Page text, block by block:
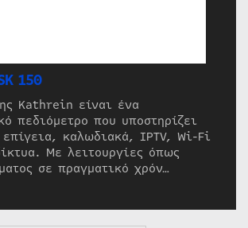
150
Kathrein είναι ένα
πεδιόμετρο που υποστηρίζει
καλωδιακά, IPTV, Wi-Fi
Με λειτουργίες όπως
σε πραγματικό χρόν…